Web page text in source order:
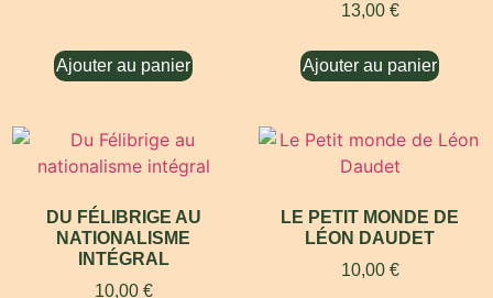
Ajouter au panier
13,00 €
Ajouter au panier
DU FÉLIBRIGE AU
NATIONALISME
INTÉGRAL
10,00 €
LE PETIT MONDE DE
LÉON DAUDET
10,00 €